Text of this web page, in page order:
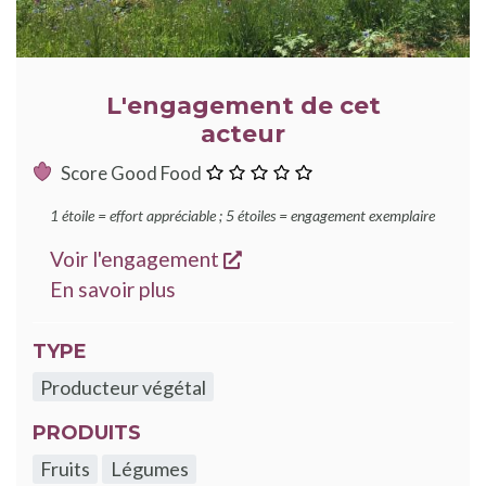
L'engagement de cet
acteur
Score Good Food
étoile
1 étoile = effort appréciable ; 5 étoiles = engagement exemplaire
Voir l'engagement
s'ouvre dans une
En savoir plus
TYPE
Producteur végétal
PRODUITS
Fruits
Légumes